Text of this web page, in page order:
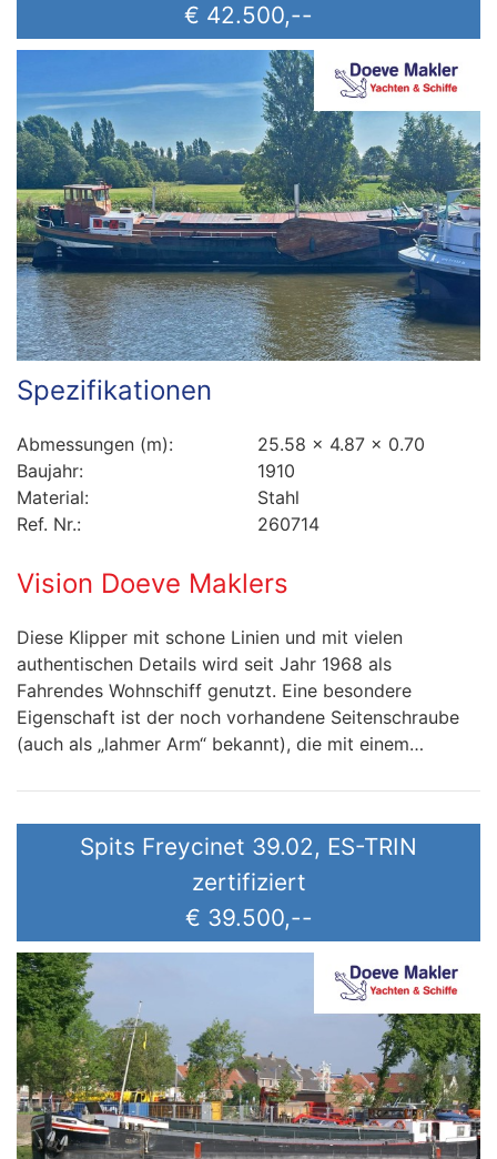
€ 42.500,--
Spezifikationen
Abmessungen (m):
25.58 x 4.87 x 0.70
Baujahr:
1910
Material:
Stahl
Ref. Nr.:
260714
Vision Doeve Maklers
Diese Klipper mit schone Linien und mit vielen
authentischen Details wird seit Jahr 1968 als
Fahrendes Wohnschiff genutzt. Eine besondere
Eigenschaft ist der noch vorhandene Seitenschraube
(auch als „lahmer Arm“ bekannt), die mit einem…
Spits Freycinet 39.02, ES-TRIN
zertifiziert
€ 39.500,--